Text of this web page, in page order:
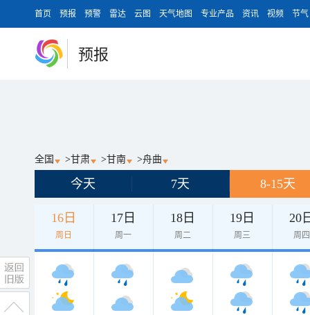
首页 预报 预警 雷达 云图 天气地图 专业产品 资讯 视频 节气
预报
全国 >甘肃 >甘南 >舟曲
今天 7天 8-15天
16日
周日
17日
周一
18日
周二
19日
周三
20
周四